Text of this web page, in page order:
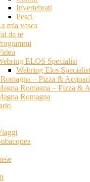
Invertebrati
Pesci
mia vasca
da te
ELOS Specialist
Webring Elos Specialist
– Pizza & Acquari
Romagna – Pizza &
Romagna